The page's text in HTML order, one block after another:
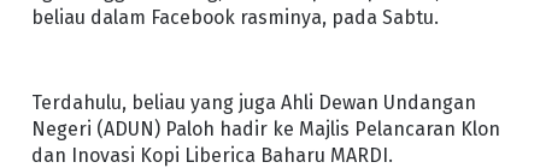
beliau dalam Facebook rasminya, pada Sabtu.
Terdahulu, beliau yang juga Ahli Dewan Undangan
Negeri (ADUN) Paloh hadir ke Majlis Pelancaran Klon
dan Inovasi Kopi Liberica Baharu MARDI.